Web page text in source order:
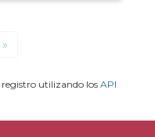
»
registro utilizando losAPI